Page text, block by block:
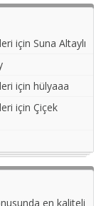
için Suna Altaylı
için hülyaaa
için Çiçek
en kaliteli